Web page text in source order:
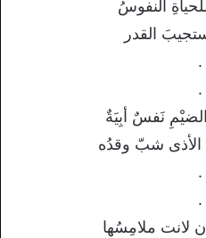
النفوسُ
القدر
.
.
نَفسٌ أبِيَةٌ
الأذى شبّ وقدُه
.
.
لانت ملامِسُها